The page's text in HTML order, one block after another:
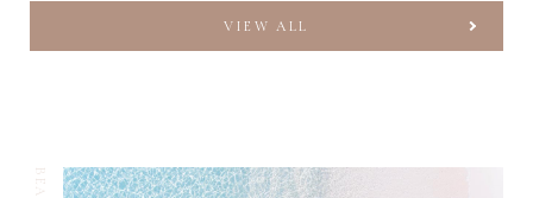
VIEW ALL